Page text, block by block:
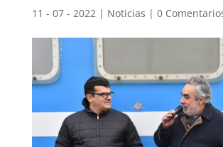
11 - 07 - 2022 | Noticias | 0